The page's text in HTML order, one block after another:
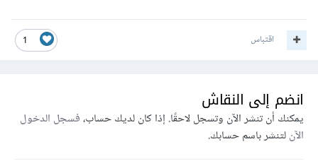
1 اقتباس
انضم إلى النقاش
يمكنك أن تنشر الآن وتسجل لاحقًا. إذا كان لديك حساب،فسجل الدخول
الآنلتنشر باسم حسابك.